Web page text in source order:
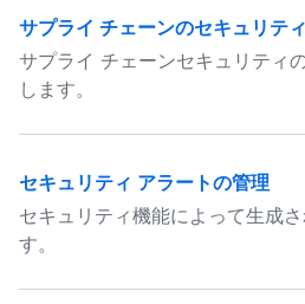
サプライ チェーンのセキュリテ
サプライ チェーンセキュリティ
します。
セキュリティ アラートの管理
セキュリティ機能によって生成
す。